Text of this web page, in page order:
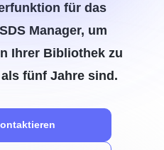
für das
Manager, um
Ihrer Bibliothek zu
fünf Jahre sind.